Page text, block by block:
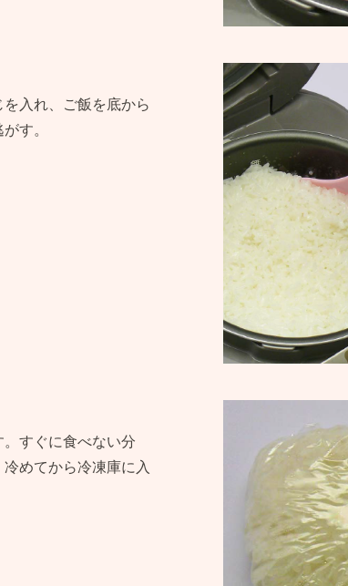
入れ、ご飯を底から
す。
すぐに食べない分
めてから冷凍庫に入